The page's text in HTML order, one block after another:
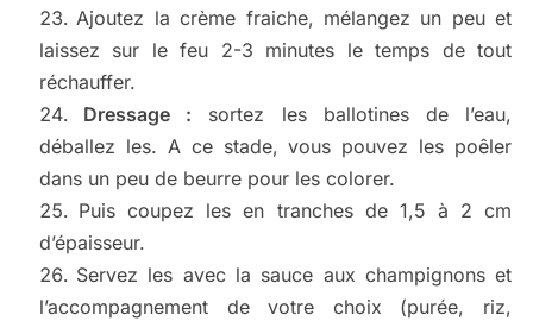
Ajoutez la crème fraiche, mélangez un peu et
laissez sur le feu 2-3 minutes le temps de tout
réchauffer.
Dressage : sortez les ballotines de l’eau,
déballez les. A ce stade, vous pouvez les poêler
dans un peu de beurre pour les colorer.
Puis coupez les en tranches de 1,5 à 2 cm
d’épaisseur.
Servez les avec la sauce aux champignons et
l’accompagnement de votre choix (purée, riz,